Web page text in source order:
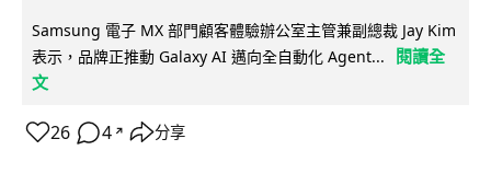
Samsung 電子 MX 部門顧客體驗辦公室主管兼副總裁 Jay Kim
表示，品牌正推動 Galaxy AI 邁向全自動化 Agent...
閱讀全
文
26 4 ↗ 分享